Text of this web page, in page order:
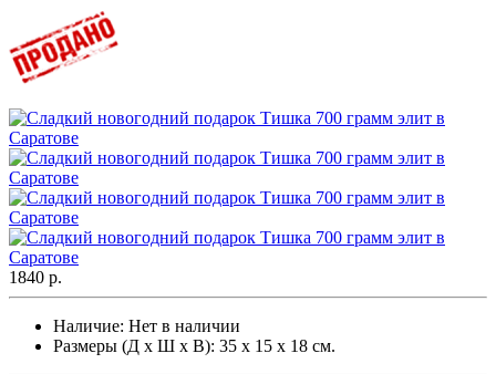
1840 р.
Наличие: Нет в наличии
Размеры (Д х Ш х В): 35 х 15 х 18 см.